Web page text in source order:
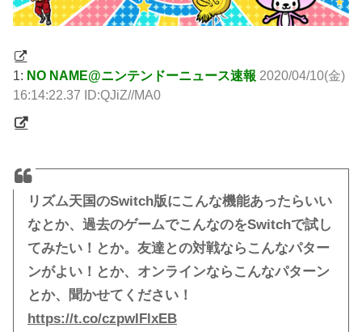
1: NO NAME@ニンテンドーニュース速報 2020/04/10(金)
16:14:22.37 ID:QJiZ//MA0
リズム天国のSwitch版にこんな機能あったらいい
なとか、過去のゲームでこんなのをSwitchで試し
てみたい！とか。友達との対戦ならこんなパター
ンがよい！とか、オンラインならこんなパターン
とか、聞かせてください！
https://t.co/czpwIFlxEB